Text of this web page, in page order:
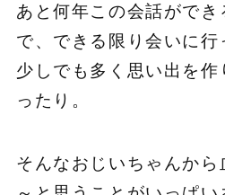
あと何年この会話がで
で、できる限り会いに行
少しでも多く思い出を作
ったり。
そんなおじいちゃんから